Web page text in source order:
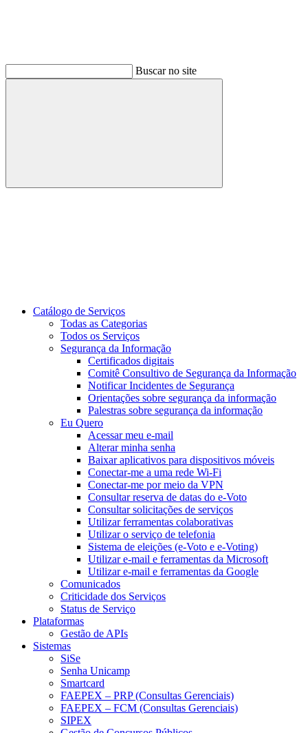
Buscar no site
Buscar
Catálogo de Serviços
Todas as Categorias
Todos os Serviços
Segurança da Informação
Certificados digitais
Comitê Consultivo de Segurança da Informação
Notificar Incidentes de Segurança
Orientações sobre segurança da informação
Palestras sobre segurança da informação
Eu Quero
Acessar meu e-mail
Alterar minha senha
Baixar aplicativos para dispositivos móveis
Conectar-me a uma rede Wi-Fi
Conectar-me por meio da VPN
Consultar reserva de datas do e-Voto
Consultar solicitações de serviços
Utilizar ferramentas colaborativas
Utilizar o serviço de telefonia
Sistema de eleições (e-Voto e e-Voting)
Utilizar e-mail e ferramentas da Microsoft
Utilizar e-mail e ferramentas da Google
Comunicados
Criticidade dos Serviços
Status de Serviço
Plataformas
Gestão de APIs
Sistemas
SiSe
Senha Unicamp
Smartcard
FAEPEX – PRP (Consultas Gerenciais)
FAEPEX – FCM (Consultas Gerenciais)
SIPEX